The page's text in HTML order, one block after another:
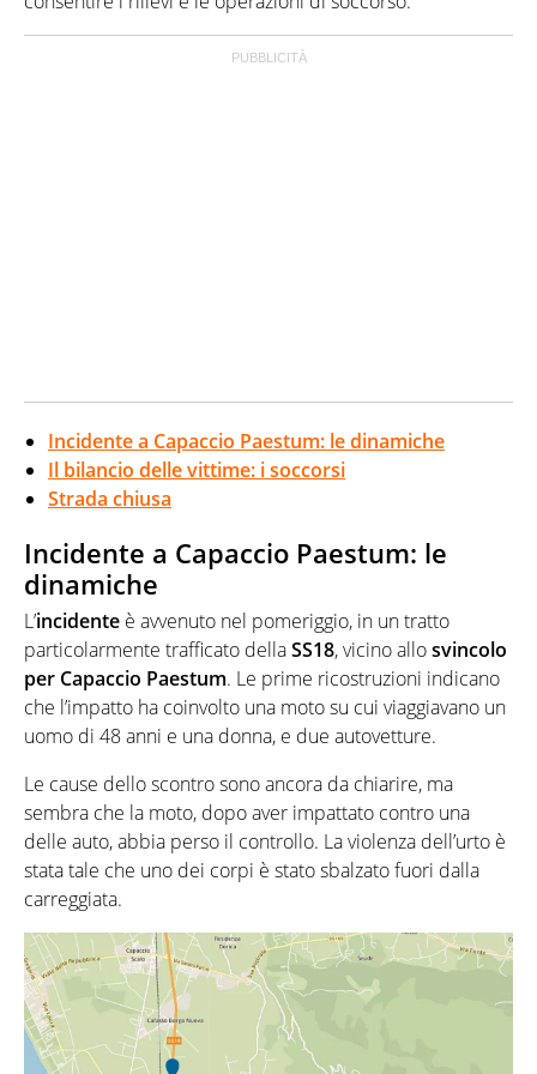
Incidente a Capaccio Paestum: le dinamiche
Il bilancio delle vittime: i soccorsi
Strada chiusa
Incidente a Capaccio Paestum: le
dinamiche
L’incidente è avvenuto nel pomeriggio, in un tratto
particolarmente trafficato dellaSS18, vicino allosvincolo
per Capaccio Paestum. Le prime ricostruzioni indicano
che l’impatto ha coinvolto una moto su cui viaggiavano un
uomo di 48 anni e una donna, e due autovetture.
Le cause dello scontro sono ancora da chiarire, ma
sembra che la moto, dopo aver impattato contro una
delle auto, abbia perso il controllo. La violenza dell’urto è
stata tale che uno dei corpi è stato sbalzato fuori dalla
carreggiata.